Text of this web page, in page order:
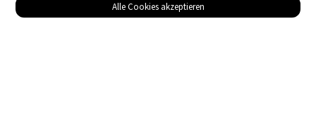
Alle Cookies akzeptieren